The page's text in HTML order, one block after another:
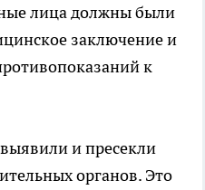
лица должны были
заключение и
к
и пресекли
органов. Это